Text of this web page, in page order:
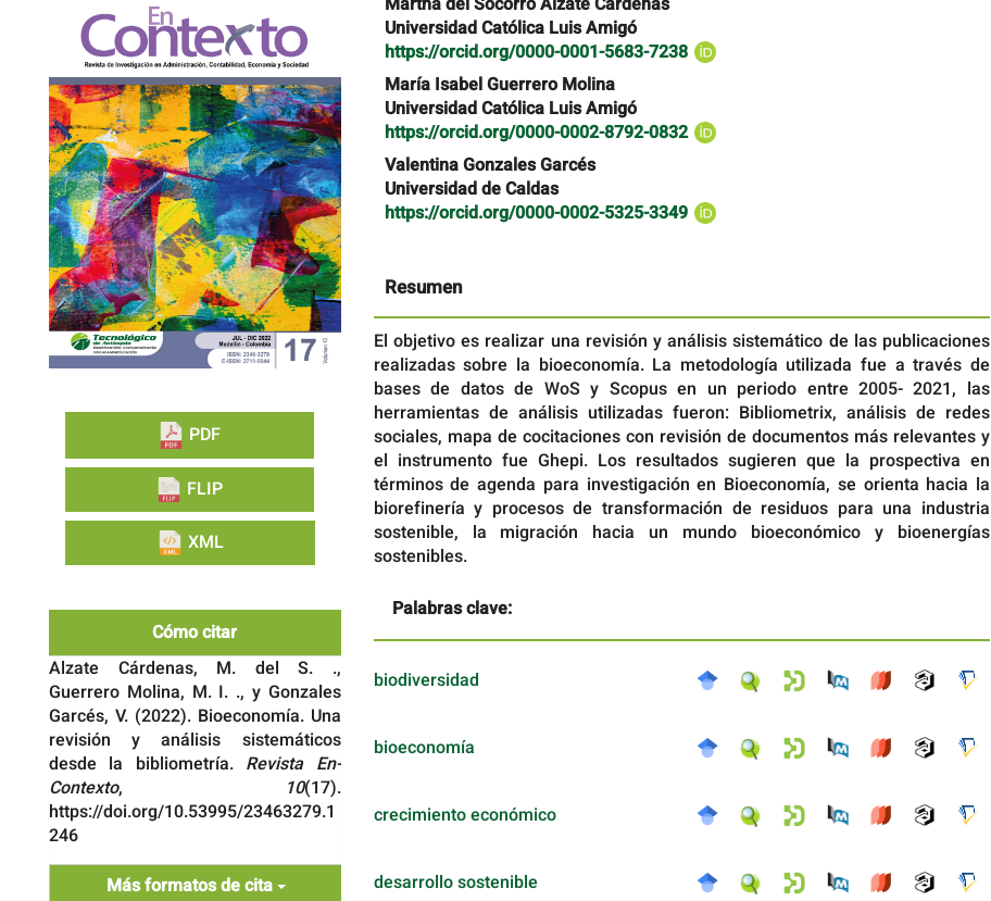
lateral
del
artículo
PDF
FLIP
XML
Cómo citar
Alzate Cárdenas, M. del S. .,
Guerrero Molina, M. I. ., y Gonzales
Garcés, V. (2022). Bioeconomía. Una
revisión y análisis sistemáticos
desde la bibliometría. Revista En-
Contexto, 10(17).
https://doi.org/10.53995/23463279.1
246
Más formatos de cita
principal
del
artículo
Universidad Católica Luis Amigó
https://orcid.org/0000-0001-5683-7238
María Isabel Guerrero Molina
Universidad Católica Luis Amigó
https://orcid.org/0000-0002-8792-0832
Valentina Gonzales Garcés
Universidad de Caldas
https://orcid.org/0000-0002-5325-3349
Resumen
El objetivo es realizar una revisión y análisis sistemático de las publicaciones
realizadas sobre la bioeconomía. La metodología utilizada fue a través de
bases de datos de WoS y Scopus en un periodo entre 2005- 2021, las
herramientas de análisis utilizadas fueron: Bibliometrix, análisis de redes
sociales, mapa de cocitaciones con revisión de documentos más relevantes y
el instrumento fue Ghepi. Los resultados sugieren que la prospectiva en
términos de agenda para investigación en Bioeconomía, se orienta hacia la
biorefinería y procesos de transformación de residuos para una industria
sostenible, la migración hacia un mundo bioeconómico y bioenergías
sostenibles.
Palabras clave:
biodiversidad
bioeconomía
crecimiento económico
desarrollo sostenible